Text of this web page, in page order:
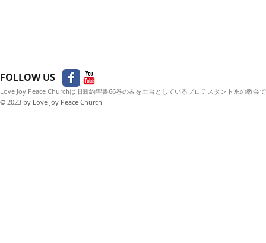
FOLLOW US
Love Joy Peace Churchは旧新約聖書66巻のみを土台としているプロテスタント系の教会
© 2023 by Love Joy Peace Church